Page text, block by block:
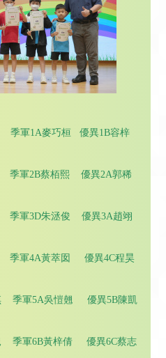
季軍1A麥巧桓 優異1B容梓
季軍2B蔡栢熙 優異2A郭稀
季軍3D朱洆俊 優異3A趙翊
季軍4A黃萃囡 優異4C程昊
季軍5A吳愷翹 優異5B陳凱
季軍6B黃梓倩 優異6C蔡志